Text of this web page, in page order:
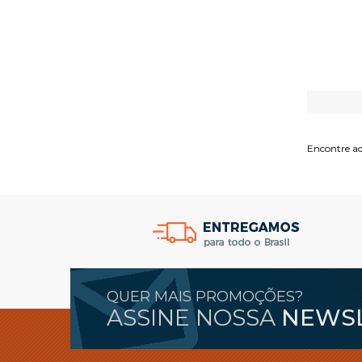
Encontre
QUER MAIS PROMOÇÕES?
ASSINE NOSSA